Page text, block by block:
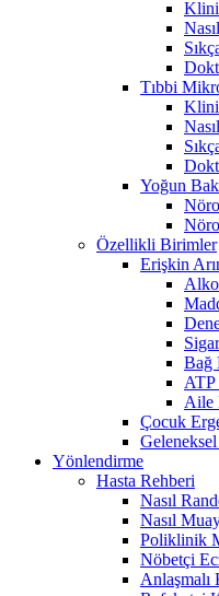
Tıbbi
Yoğun
Özellikli Birimler
Erişkin
Bağ
ATP
Aile
Çocuk
Yönlendirme
Hasta Rehberi
Nasıl
Nasıl
Poliklinik
Nöbetçi
Anlaşmalı